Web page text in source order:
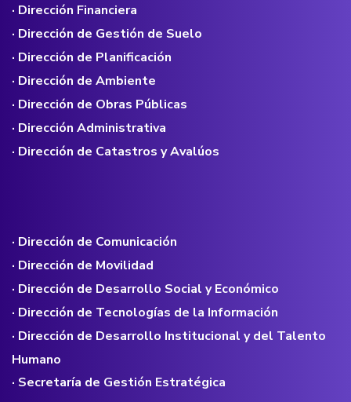
· Dirección Financiera
· Dirección de Gestión de Suelo
· Dirección de Planificación
· Dirección de Ambiente
· Dirección de Obras Públicas
· Dirección Administrativa
· Dirección de Catastros y Avalúos
· Dirección de Comunicación
· Dirección de Movilidad
· Dirección de Desarrollo Social y Económico
· Dirección de Tecnologías de la Información
· Dirección de Desarrollo Institucional y del Talento
Humano
· Secretaría de Gestión Estratégica